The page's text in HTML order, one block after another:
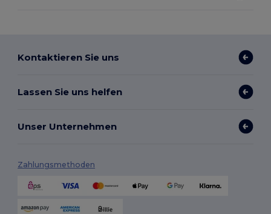
Kontaktieren Sie uns
Lassen Sie uns helfen
Unser Unternehmen
Zahlungsmethoden